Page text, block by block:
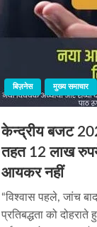
बिज़नेस मुख्य समाचार
केन्द्रीय बजट
तहत 12 लाख
आयकर नहीं
“विश्वास पहले, जांच
प्रतिबद्धता को